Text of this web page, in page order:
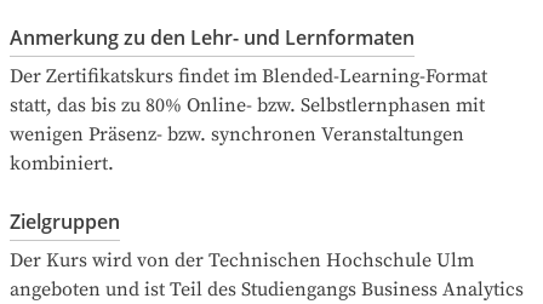
Anmerkung zu den Lehr- und Lernformaten
Der Zertifikatskurs findet im Blended-Learning-Format
statt, das bis zu 80% Online- bzw. Selbstlernphasen mit
wenigen Präsenz- bzw. synchronen Veranstaltungen
kombiniert.
Zielgruppen
Der Kurs wird von der Technischen Hochschule Ulm
angeboten und ist Teil des Studiengangs Business Analytics